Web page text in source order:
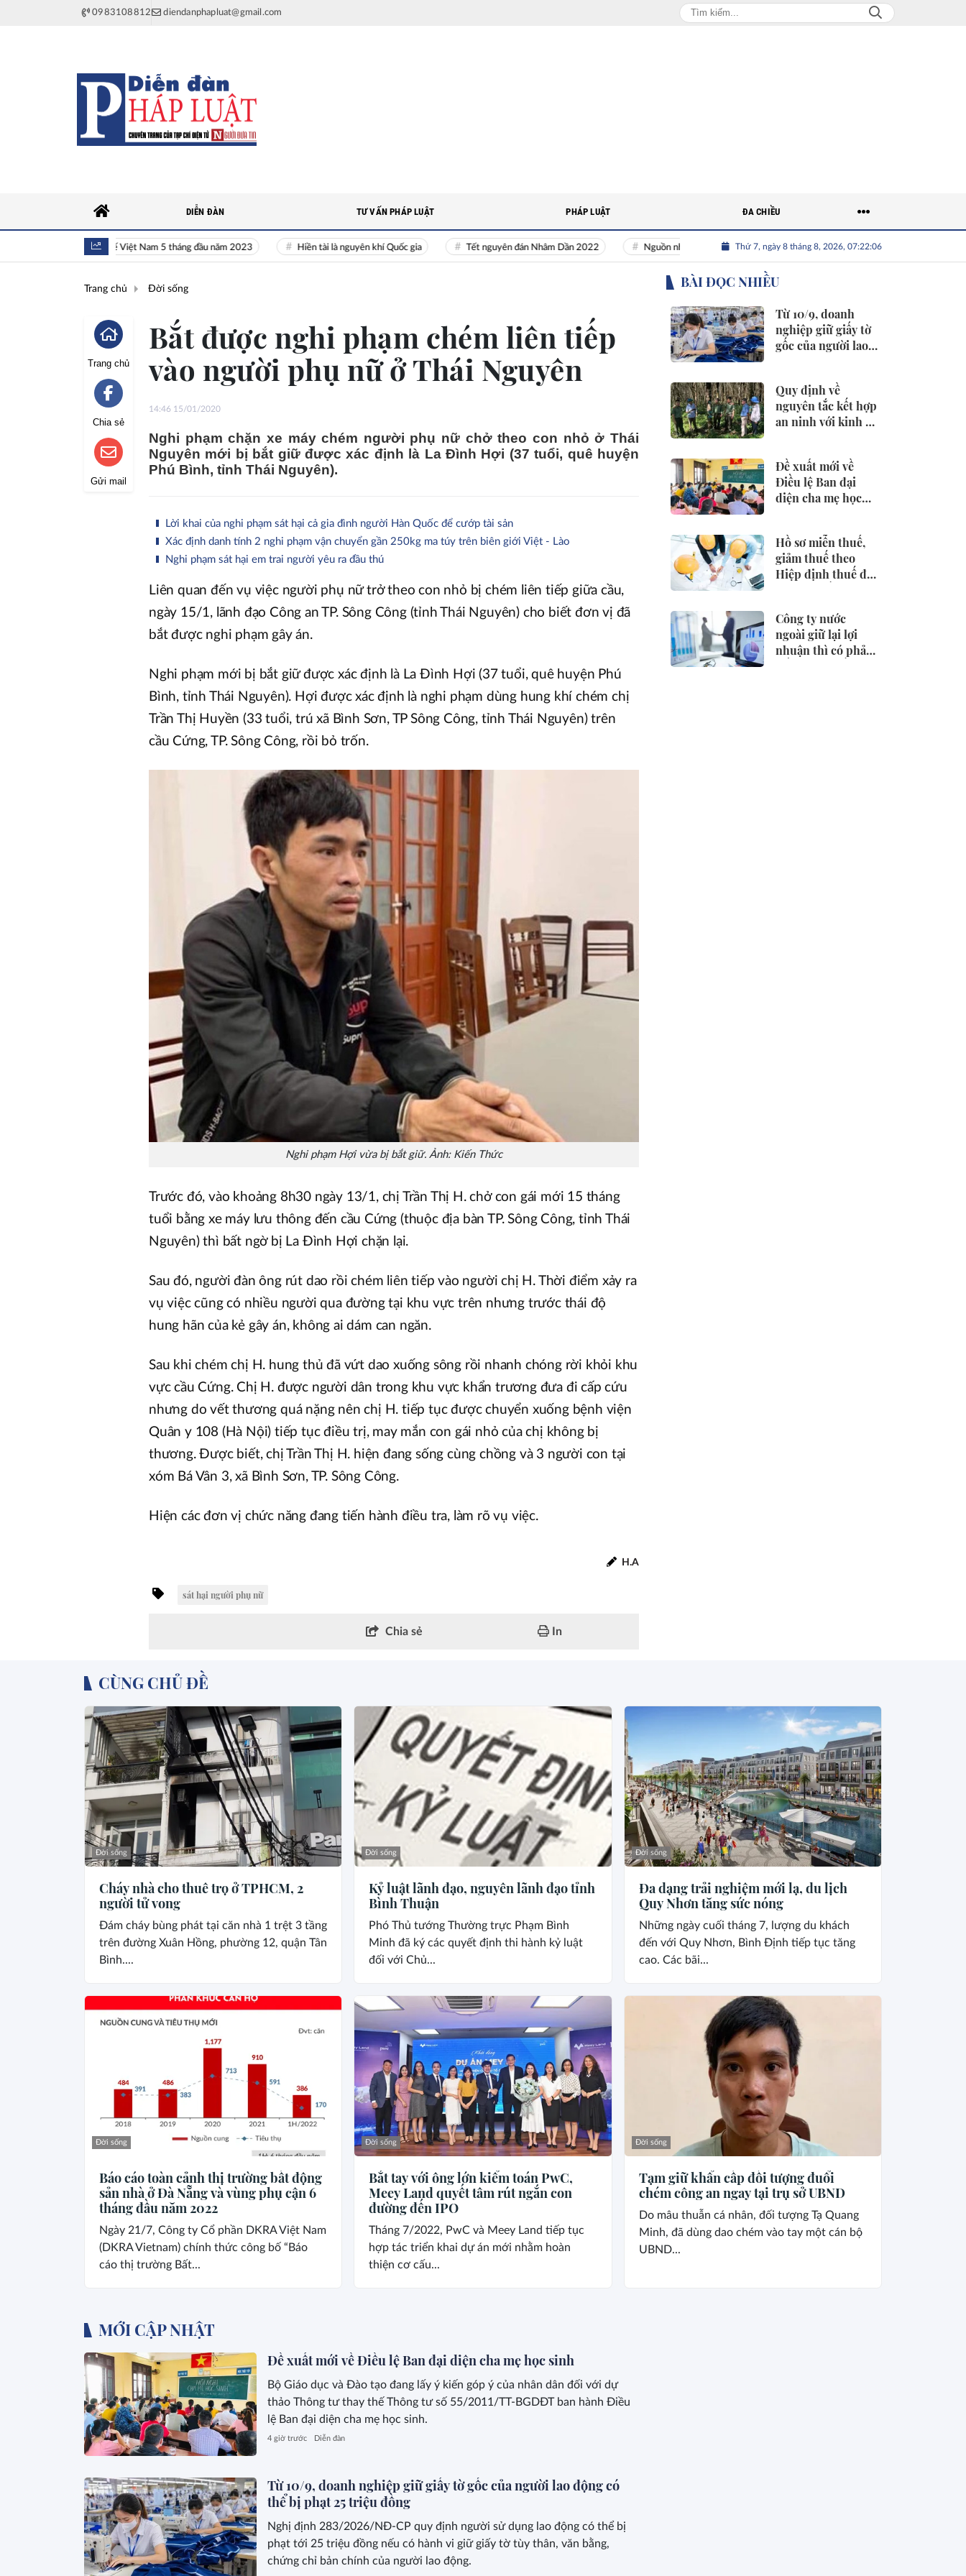
0983108812 diendanphapluat@gmail.com
Toàn cảnh kinh tế Việt Nam 5 tháng đầu năm 2023 Hiền tài là nguyên khí Quốc gia Tết nguyên đán Nhâm Dần 2022 Nguồn nhân lực Việt Nhân tài Việt Nam Giải bài toán nguồn nhân
Thứ 7, ngày 8 tháng 8, 2026, 07:22:07
DIỄN ĐÀN TƯ VẤN PHÁP LUẬT PHÁP LUẬT ĐA CHIỀU
Trang chủ Đời sống
Trang chủ
Chia sẻ
Gửi mail
Bắt được nghi phạm chém liên tiếp
vào người phụ nữ ở Thái Nguyên
14:46 15/01/2020
Nghi phạm chặn xe máy chém người phụ nữ chở theo con nhỏ ở Thái
Nguyên mới bị bắt giữ được xác định là La Đình Hợi (37 tuổi, quê huyện
Phú Bình, tỉnh Thái Nguyên).
Lời khai của nghi phạm sát hại cả gia đình người Hàn Quốc để cướp tài sản
Xác định danh tính 2 nghi phạm vận chuyển gần 250kg ma túy trên biên giới Việt - Lào
Nghi phạm sát hại em trai người yêu ra đầu thú
Liên quan đến vụ việc người phụ nữ trở theo con nhỏ bị chém liên tiếp giữa cầu,
ngày 15/1, lãnh đạo Công an TP. Sông Công (tỉnh Thái Nguyên) cho biết đơn vị đã
bắt được nghi phạm gây án.
Nghi phạm mới bị bắt giữ được xác định là La Đình Hợi (37 tuổi, quê huyện Phú
Bình, tỉnh Thái Nguyên). Hợi được xác định là nghi phạm dùng hung khí chém chị
Trần Thị Huyền (33 tuổi, trú xã Bình Sơn, TP Sông Công, tỉnh Thái Nguyên) trên
cầu Cứng, TP. Sông Công, rồi bỏ trốn.
Nghi phạm Hợi vừa bị bắt giữ. Ảnh: Kiến Thức
Trước đó, vào khoảng 8h30 ngày 13/1, chị Trần Thị H. chở con gái mới 15 tháng
tuổi bằng xe máy lưu thông đến cầu Cứng (thuộc địa bàn TP. Sông Công, tỉnh Thái
Nguyên) thì bất ngờ bị La Đình Hợi chặn lại.
Sau đó, người đàn ông rút dao rồi chém liên tiếp vào người chị H. Thời điểm xảy ra
vụ việc cũng có nhiều người qua đường tại khu vực trên nhưng trước thái độ
hung hãn của kẻ gây án, không ai dám can ngăn.
Sau khi chém chị H. hung thủ đã vứt dao xuống sông rồi nhanh chóng rời khỏi khu
vực cầu Cứng. Chị H. được người dân trong khu vực khẩn trương đưa đi cấp cứu
nhưng do vết thương quá nặng nên chị H. tiếp tục được chuyển xuống bệnh viện
Quân y 108 (Hà Nội) tiếp tục điều trị, may mắn con gái nhỏ của chị không bị
thương. Được biết, chị Trần Thị H. hiện đang sống cùng chồng và 3 người con tại
xóm Bá Vân 3, xã Bình Sơn, TP. Sông Công.
Hiện các đơn vị chức năng đang tiến hành điều tra, làm rõ vụ việc.
H.A
sát hại người phụ nữ
Chia sẻ In
BÀI ĐỌC NHIỀU
Từ 10/9, doanh
nghiệp giữ giấy tờ
gốc của người lao
Quy định về
nguyên tắc kết hợp
an ninh với kinh tế
Đề xuất mới về
Điều lệ Ban đại
diện cha mẹ học
Hồ sơ miễn thuế,
giảm thuế theo
Hiệp định thuế đối
Công ty nước
ngoài giữ lại lợi
nhuận thì có phải
CÙNG CHỦ ĐỀ
Đời sống
Cháy nhà cho thuê trọ ở TPHCM, 2
người tử vong
Đám cháy bùng phát tại căn nhà 1 trệt 3 tầng
trên đường Xuân Hồng, phường 12, quận Tân
Bình....
Đời sống
Kỷ luật lãnh đạo, nguyên lãnh đạo tỉnh
Bình Thuận
Phó Thủ tướng Thường trực Phạm Bình
Minh đã ký các quyết định thi hành kỷ luật
đối với Chủ...
Đời sống
Đa dạng trải nghiệm mới lạ, du lịch
Quy Nhơn tăng sức nóng
Những ngày cuối tháng 7, lượng du khách
đến với Quy Nhơn, Bình Định tiếp tục tăng
cao. Các bãi...
Đời sống
Báo cáo toàn cảnh thị trường bất động
sản nhà ở Đà Nẵng và vùng phụ cận 6
tháng đầu năm 2022
Ngày 21/7, Công ty Cổ phần DKRA Việt Nam
(DKRA Vietnam) chính thức công bố “Báo
cáo thị trường Bất...
Đời sống
Bắt tay với ông lớn kiểm toán PwC,
Meey Land quyết tâm rút ngắn con
đường đến IPO
Tháng 7/2022, PwC và Meey Land tiếp tục
hợp tác triển khai dự án mới nhằm hoàn
thiện cơ cấu...
Đời sống
Tạm giữ khẩn cấp đối tượng đuổi
chém công an ngay tại trụ sở UBND
Do mâu thuẫn cá nhân, đối tượng Tạ Quang
Minh, đã dùng dao chém vào tay một cán bộ
UBND...
MỚI CẬP NHẬT
Đề xuất mới về Điều lệ Ban đại diện cha mẹ học sinh
Bộ Giáo dục và Đào tạo đang lấy ý kiến góp ý của nhân dân đối với dự
thảo Thông tư thay thế Thông tư số 55/2011/TT-BGDĐT ban hành Điều
lệ Ban đại diện cha mẹ học sinh.
4 giờ trước Diễn đàn
Từ 10/9, doanh nghiệp giữ giấy tờ gốc của người lao động có
thể bị phạt 25 triệu đồng
Nghị định 283/2026/NĐ-CP quy định người sử dụng lao động có thể bị
phạt tới 25 triệu đồng nếu có hành vi giữ giấy tờ tùy thân, văn bằng,
chứng chỉ bản chính của người lao động.